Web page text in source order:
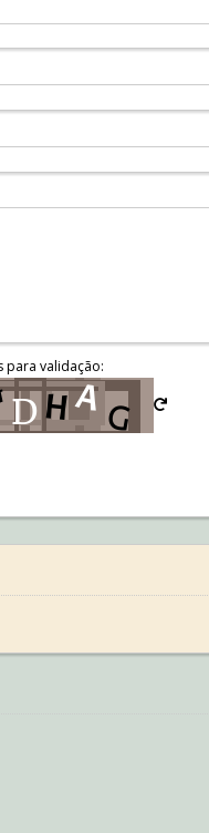
para validação: